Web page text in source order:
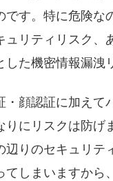
です。特に危険な
リティリスク、
た機密情報漏洩
・顔認証に加えて
りにリスクは防げ
辺りのセキュリテ
てしまいますから